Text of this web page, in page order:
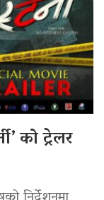
को ट्रेलर